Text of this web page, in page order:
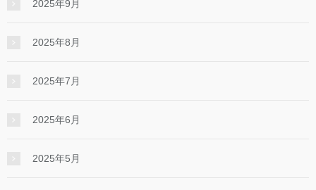
2025年9月
2025年8月
2025年7月
2025年6月
2025年5月